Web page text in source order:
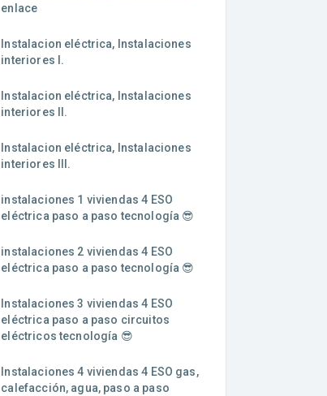
enlace
Instalacion eléctrica, Instalaciones
interiores I.
Instalacion eléctrica, Instalaciones
interiores II.
Instalacion eléctrica, Instalaciones
interiores III.
instalaciones 1 viviendas 4 ESO
eléctrica paso a paso tecnología 😎
instalaciones 2 viviendas 4 ESO
eléctrica paso a paso tecnología 😎
Instalaciones 3 viviendas 4 ESO
eléctrica paso a paso circuitos
eléctricos tecnología 😎
Instalaciones 4 viviendas 4 ESO gas,
calefacción, agua, paso a paso